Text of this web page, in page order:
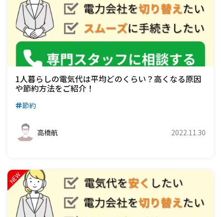
1人暮らしの電気代は平均どのくらい？高くなる原因
や節約方法をご紹介！
節約
高橋航 2022.11.30